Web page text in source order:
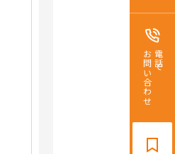
電話で
お問い合わせ